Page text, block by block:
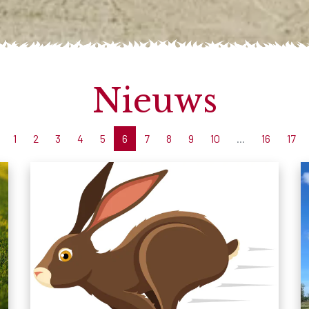
Nieuws
1 2 3 4 5 6 7 8 9 10 ... 16 17